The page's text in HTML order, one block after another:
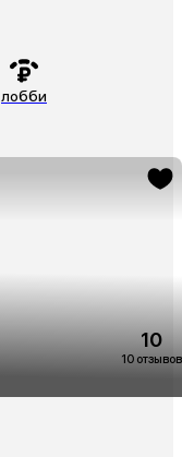
лобби
10
10 отзывов